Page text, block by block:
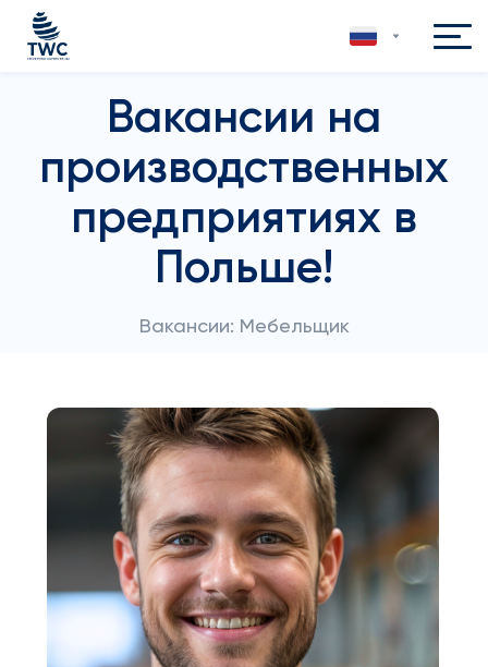
Вакансии на
производственных
предприятиях в
Польше!
Вакансии: Мебельщик